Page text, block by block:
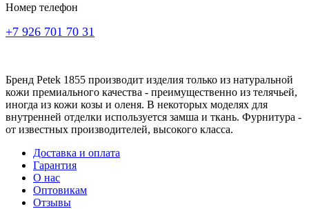
Номер телефон
+7 926 701 70 31
Бренд Petek 1855 производит изделия только из натуральной
кожи премиального качества - преимущественно из телячьей,
иногда из кожи козы и оленя. В некоторых моделях для
внутренней отделки используется замша и ткань. Фурнитура -
от известных производителей, высокого класса.
Доставка и оплата
Гарантия
О нас
Оптовикам
Отзывы